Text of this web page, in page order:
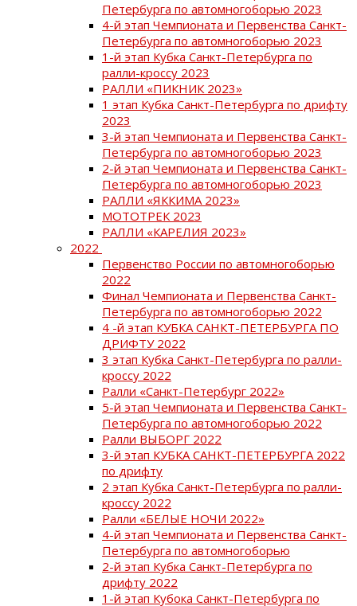
Петербурга по автомногоборью 2023
4-й этап Чемпионата и Первенства Санкт-
Петербурга по автомногоборью 2023
1-й этап Кубка Санкт-Петербурга по
ралли-кроссу 2023
РАЛЛИ «ПИКНИК 2023»
1 этап Кубка Санкт-Петербурга по дрифту
2023
3-й этап Чемпионата и Первенства Санкт-
Петербурга по автомногоборью 2023
2-й этап Чемпионата и Первенства Санкт-
Петербурга по автомногоборью 2023
РАЛЛИ «ЯККИМА 2023»
МОТОТРЕК 2023
РАЛЛИ «КАРЕЛИЯ 2023»
2022
Первенство России по автомногоборью
2022
Финал Чемпионата и Первенства Санкт-
Петербурга по автомногоборью 2022
4 -й этап КУБКА САНКТ-ПЕТЕРБУРГА ПО
ДРИФТУ 2022
3 этап Кубка Санкт-Петербурга по ралли-
кроссу 2022
Ралли «Санкт-Петербург 2022»
5-й этап Чемпионата и Первенства Санкт-
Петербурга по автомногоборью 2022
Ралли ВЫБОРГ 2022
3-й этап КУБКА САНКТ-ПЕТЕРБУРГА 2022
по дрифту
2 этап Кубка Санкт-Петербурга по ралли-
кроссу 2022
Ралли «БЕЛЫЕ НОЧИ 2022»
4-й этап Чемпионата и Первенства Санкт-
Петербурга по автомногоборью
2-й этап Кубка Санкт-Петербурга по
дрифту 2022
1-й этап Кубока Санкт-Петербурга по